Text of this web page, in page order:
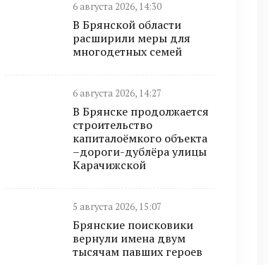
6 августа 2026, 14:30
В Брянской области
расширили меры для
многодетных семей
6 августа 2026, 14:27
В Брянске продолжается
строительство
капиталоёмкого объекта
–дороги-дублёра улицы
Карачижской
5 августа 2026, 15:07
Брянские поисковики
вернули имена двум
тысячам павших героев